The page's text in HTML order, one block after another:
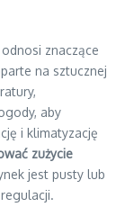
znaczące
na sztucznej
aby
i klimatyzację
zużycie
jest pusty lub